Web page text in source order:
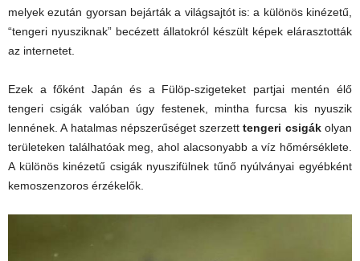
melyek ezután gyorsan bejárták a világsajtót is: a különös kinézetű,
“tengeri nyusziknak” becézett állatokról készült képek elárasztották
az internetet.
Ezek a főként Japán és a Fülöp-szigeteket partjai mentén élő
tengeri csigák valóban úgy festenek, mintha furcsa kis nyuszik
lennének. A hatalmas népszerűséget szerzetttengeri csigákolyan
területeken találhatóak meg, ahol alacsonyabb a víz hőmérséklete.
A különös kinézetű csigák nyuszifülnek tűnő nyúlványai egyébként
kemoszenzoros érzékelők.